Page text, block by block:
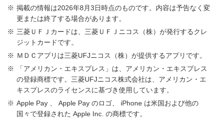
で三菱ＵＦＪニコス（株）に到着している売上伝票
を本条件の判定対象といたします。
クレジットカードを登録して支払う決済サービスの
ご利用などは対象外です。
本条件の判定対象となるご利用金額には、ポイント
アッププログラムの還元率は適用されません。
当該サービスの詳細はこちらよりご確認ください。
【三井のカーシェアーズ】
掲載の情報は2026年8月3日時点のものです。内容は予告なく変
更または終了する場合があります。
三菱ＵＦＪカードは、三菱ＵＦＪニコス（株）が発行するクレ
ジットカードです。
ＭＤＣアプリは三菱UFJニコス（株）が提供するアプリです。
「アメリカン・エキスプレス」は、アメリカン・エキスプレス
の登録商標です。三菱UFJニコス株式会社は、アメリカン・エ
キスプレスのライセンスに基づき使用しています。
Apple Pay 、 Apple Pay のロゴ、 iPhone は米国および他の
国々で登録された Apple Inc. の商標です。